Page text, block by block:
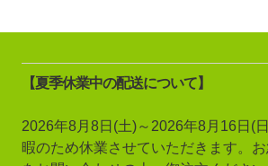
【夏季休業中の配送について】
2026年8月8日(土)～2026年8月16日(
暇のため休業させていただきます。